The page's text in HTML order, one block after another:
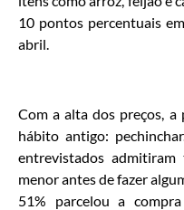
10 pontos percentuais
abril.
Com a alta dos preços,
hábito antigo:
entrevistados
menor antes de fazer
51% parcelou a